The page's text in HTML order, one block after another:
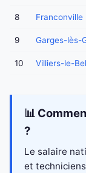
8 Franconville
9 Garges-lès-
10 Villiers-le-Bel
📊
?
Le salaire
et